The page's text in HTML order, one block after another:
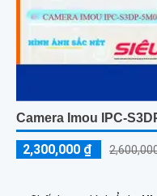
Camera Imou IPC-
2,300,000 ₫